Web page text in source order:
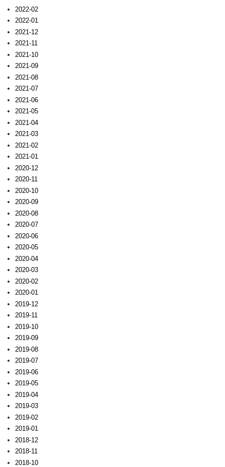
2022-02
2022-01
2021-12
2021-11
2021-10
2021-09
2021-08
2021-07
2021-06
2021-05
2021-04
2021-03
2021-02
2021-01
2020-12
2020-11
2020-10
2020-09
2020-08
2020-07
2020-06
2020-05
2020-04
2020-03
2020-02
2020-01
2019-12
2019-11
2019-10
2019-09
2019-08
2019-07
2019-06
2019-05
2019-04
2019-03
2019-02
2019-01
2018-12
2018-11
2018-10